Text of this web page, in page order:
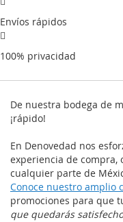
Envíos rápidos
100% privacidad
De nuestra bodega de
¡rápido!
En Denovedad nos
experiencia de compra,
cualquier parte de
Conoce nuestro amplio
promociones para que
que quedarás